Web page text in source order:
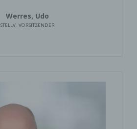
Werres, Udo
STELLV. VORSITZENDER